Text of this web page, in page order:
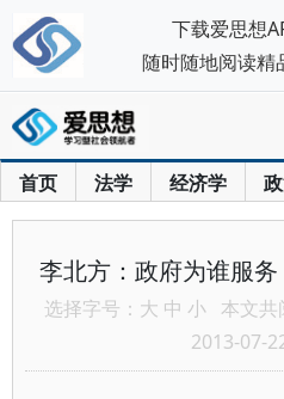
首页 法学 经济学
李北方：政府为谁服
选择字号： 大 中 小 本文共
2013-07-
下载爱思想
随时随地阅读精